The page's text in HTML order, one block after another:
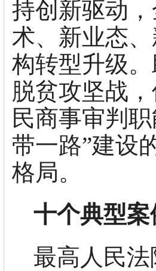
持创新驱动
术、新业态
构转型升级
脱贫攻坚战
民商事审判
带一路”建设
格局。
十个典型
最高人民